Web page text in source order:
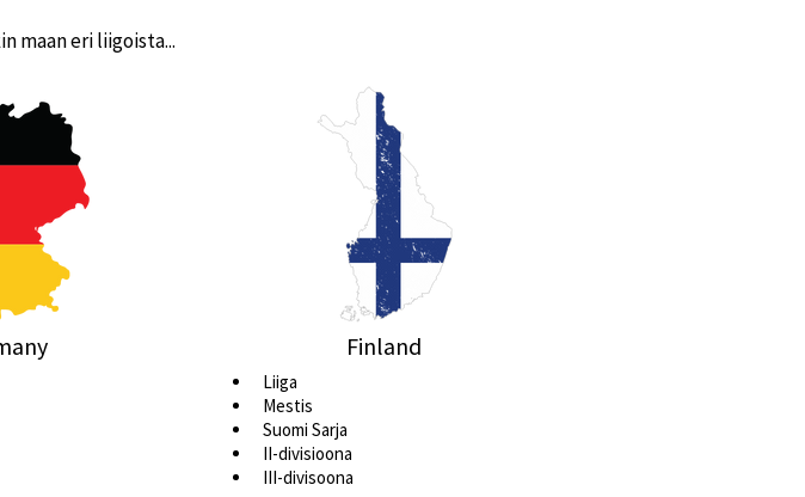
maan eri liigoista...
Finland
Liiga
Mestis
Suomi Sarja
II-divisioona
III-divisoona